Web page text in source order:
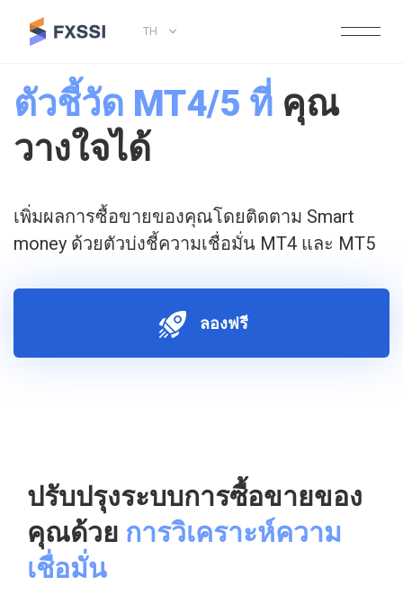
TH
ตัวชี้วัด MT4/5 ที่ คุณ
วางใจได้
เพิ่มผลการซื้อขายของคุณโดยติดตาม Smart
money ด้วยตัวบ่งชี้ความเชื่อมั่น MT4 และ MT5
ลองฟรี
ปรับปรุงระบบการซื้อขายของ
คุณด้วย การวิเคราะห์ความ
เชื่อมั่น